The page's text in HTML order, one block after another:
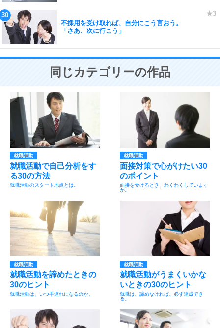
不採用を受け取れば、自分にこう言おう。
「さあ、次に行こう」
同じカテゴリーの作品
就職活動
就職活動で自己分析をす
る30の方法
就職活動のスタート地点とは。
就職活動
面接対策で心がけたい30
のポイント
面接を受けるとき、わくわくしています
か。
就職活動
就職活動を諦めたときの
30のヒント
就職活動は、いつ手遅れになるのか。
就職活動
就職活動がうまくいかな
いときの30のヒント
就職は、諦めなければ、必ず達成でき
る。